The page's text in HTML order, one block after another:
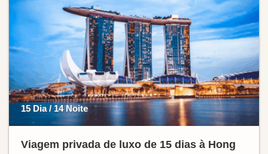
15 Dia / 14 Noite
Viagem privada de luxo de 15 dias à Hong